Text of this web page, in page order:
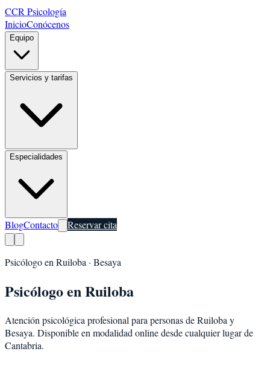
CCR Psicología
InicioConócenos
Equipo
Servicios y tarifas
Especialidades
BlogContacto Reservar cita
Psicólogo en Ruiloba · Besaya
Psicólogo enRuiloba
Atención psicológica profesional para personas deRuiloba y
Besaya. Disponible en modalidad online desde cualquier lugar de
Cantabria.